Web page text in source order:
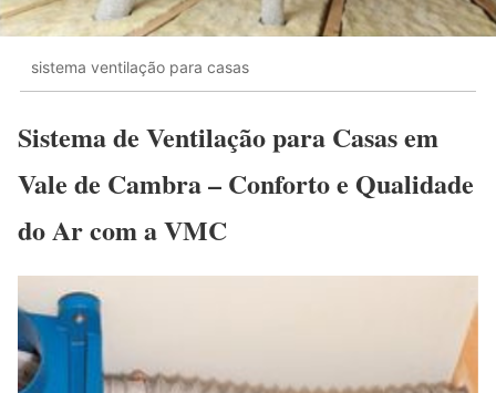
sistema ventilação para casas
Sistema de Ventilação para Casas em
Vale de Cambra – Conforto e Qualidade
do Ar com a VMC